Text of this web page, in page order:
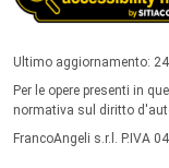
Ultimo aggiornamento:
Per le opere presenti in
normativa sul diritto
FrancoAngeli s.r.l. P.IVA